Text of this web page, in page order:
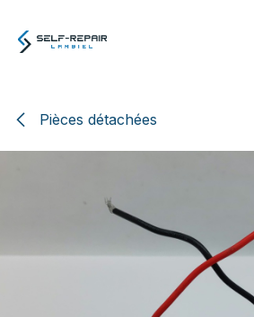
Pièces détachées